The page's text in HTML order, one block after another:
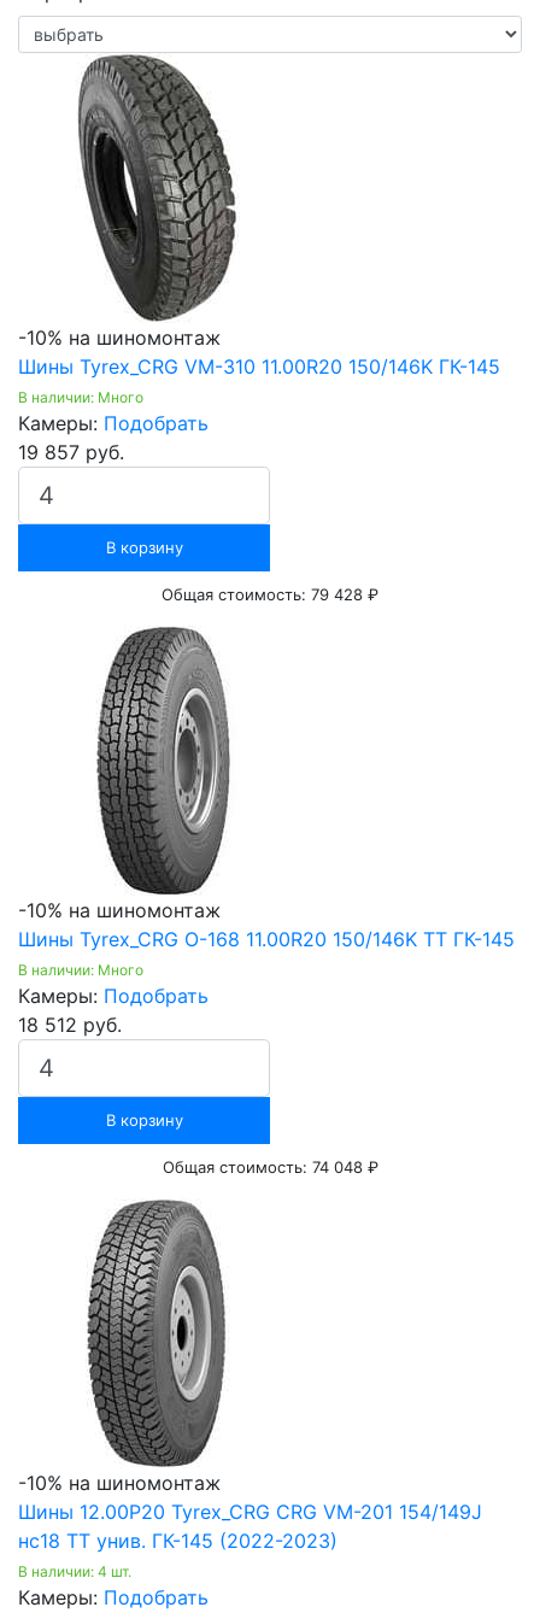
-10% на шиномонтаж
Шины Tyrex_CRG VM-310 11.00R20 150/146K ГК-145
В наличии: Много
Камеры: Подобрать
19 857 руб.
В корзину
Общая стоимость: 79 428 ₽
-10% на шиномонтаж
Шины Tyrex_CRG О-168 11.00R20 150/146K TT ГК-145
В наличии: Много
Камеры: Подобрать
18 512 руб.
В корзину
Общая стоимость: 74 048 ₽
-10% на шиномонтаж
Шины 12.00Р20 Tyrex_CRG CRG VM-201 154/149J
нс18 TT унив. ГК-145 (2022-2023)
В наличии: 4 шт.
Камеры: Подобрать